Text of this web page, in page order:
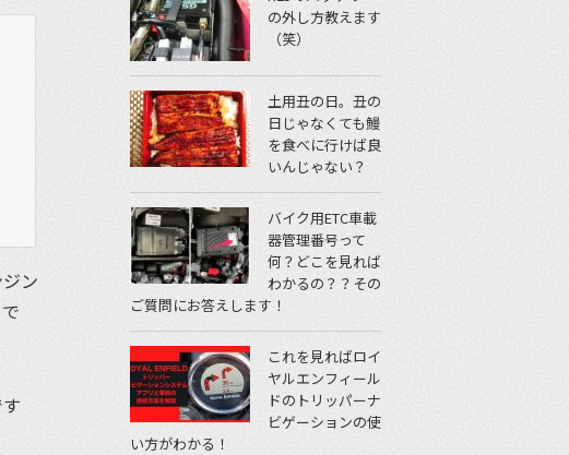
ン
の外し方教えます
（笑）
土用丑の日。丑の
日じゃなくても鰻
を食べに行けば良
いんじゃない？
バイク用ETC車載
器管理番号って
何？どこを見れば
わかるの？？その
ご質問にお答えします！
これを見ればロイ
ヤルエンフィール
ドのトリッパーナ
ビゲーションの使
い方がわかる！